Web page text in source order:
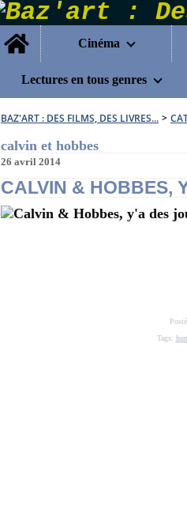
Home
Cinéma
Lectures en tous genres
BAZ'ART : DES FILMS, DES LIVRES... >
calvin et hobbes
26 avril 2014
CALVIN & HOBBES,
Tags: